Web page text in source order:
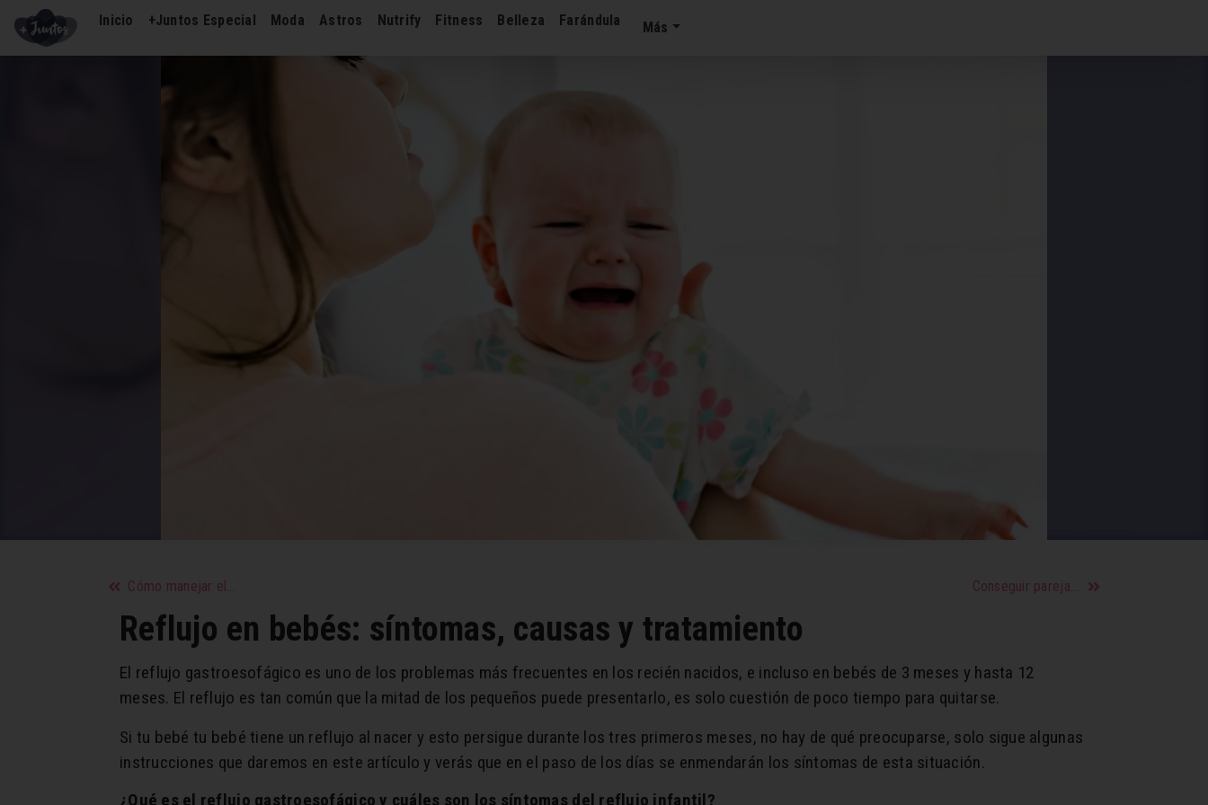
Inicio +Juntos Especial Moda Astros Nutrify Fitness Belleza Farándula Más
Cómo manejar el orgullo en el amor Conseguir pareja a los 40 y más
Reflujo en bebés: síntomas, causas y tratamiento
El reflujo gastroesofágico es uno de los problemas más frecuentes en los recién nacidos, e incluso en bebés de 3 meses y hasta 12
meses. El reflujo es tan común que la mitad de los pequeños puede presentarlo, es solo cuestión de poco tiempo para quitarse.
Si tu bebé tu bebé tiene un reflujo al nacer y esto persigue durante los tres primeros meses, no hay de qué preocuparse, solo sigue algunas
instrucciones que daremos en este artículo y verás que en el paso de los días se enmendarán los síntomas de esta situación.
¿Qué es el reflujo gastroesofágico y cuáles son los síntomas del reflujo infantil?